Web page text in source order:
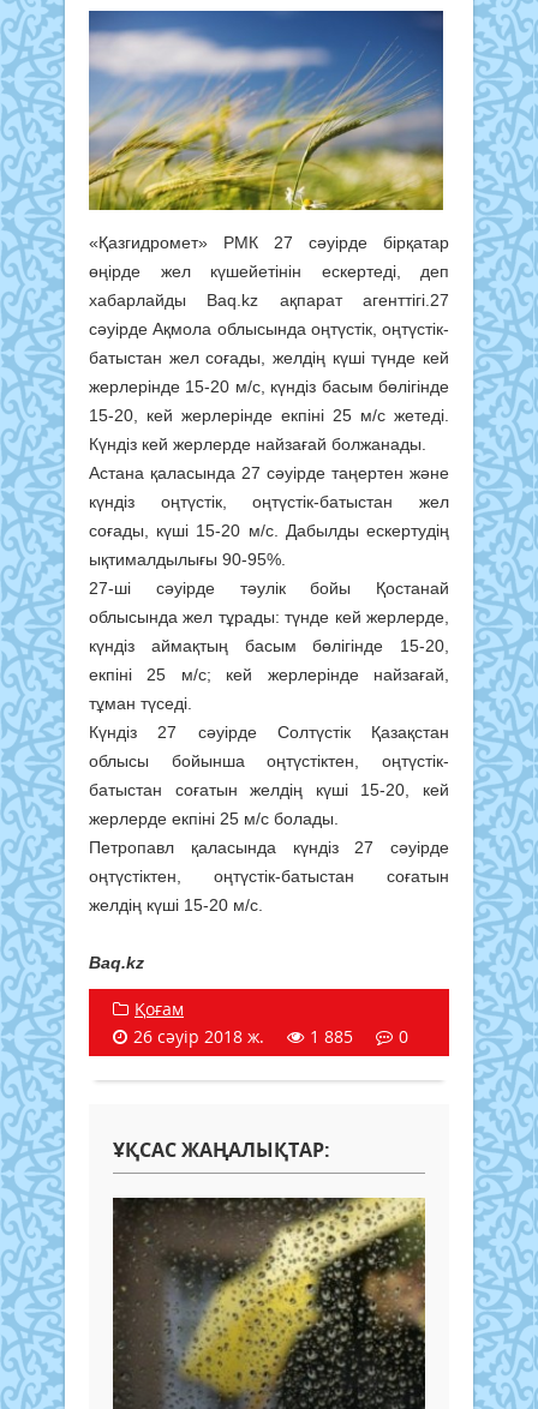
«Қазгидромет» РМК 27 сәуірде бірқатар
өңірде жел күшейетінін ескертеді, деп
хабарлайды Baq.kz ақпарат агенттігі.27
сәуірде Ақмола облысында оңтүстік, оңтүстік-
батыстан жел соғады, желдің күші түнде кей
жерлерінде 15-20 м/с, күндіз басым бөлігінде
15-20, кей жерлерінде екпіні 25 м/с жетеді.
Күндіз кей жерлерде найзағай болжанады.
Астана қаласында 27 сәуірде таңертен және
күндіз оңтүстік, оңтүстік-батыстан жел
соғады, күші 15-20 м/с. Дабылды ескертудің
ықтималдылығы 90-95%.
27-ші сәуірде тәулік бойы Қостанай
облысында жел тұрады: түнде кей жерлерде,
күндіз аймақтың басым бөлігінде 15-20,
екпіні 25 м/с; кей жерлерінде найзағай,
тұман түседі.
Күндіз 27 сәуірде Солтүстік Қазақстан
облысы бойынша оңтүстіктен, оңтүстік-
батыстан соғатын желдің күші 15-20, кей
жерлерде екпіні 25 м/с болады.
Петропавл қаласында күндіз 27 сәуірде
оңтүстіктен, оңтүстік-батыстан соғатын
желдің күші 15-20 м/с.
Baq.kz
Қоғам
26 сәуір 2018 ж.
1 885 0
ҰҚСАС ЖАҢАЛЫҚТАР: